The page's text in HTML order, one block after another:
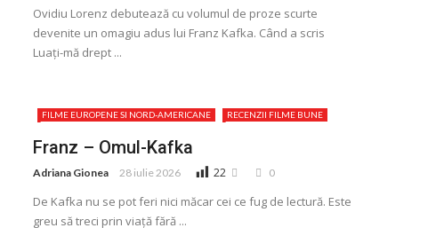
Ovidiu Lorenz debutează cu volumul de proze scurte
devenite un omagiu adus lui Franz Kafka. Când a scris
Luaţi-mă drept ...
FILME EUROPENE SI NORD-AMERICANE RECENZII FILME BUNE
Franz – Omul-Kafka
Adriana Gionea 28 iulie 2026 22 0
De Kafka nu se pot feri nici măcar cei ce fug de lectură. Este
greu să treci prin viață fără ...